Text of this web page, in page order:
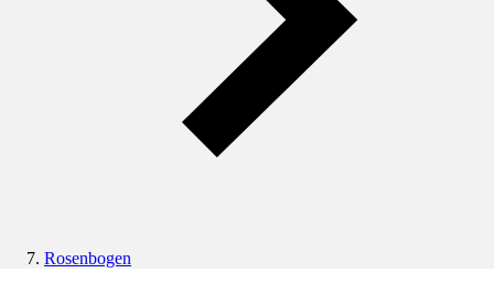
Rosenbogen